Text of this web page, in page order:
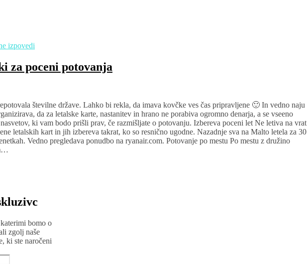
izpovedi
za poceni potovanja
številne države. Lahko bi rekla, da imava kovčke ves čas pripravljene 🙂 In vedno naju
da za letalske karte, nastanitev in hrano ne porabiva ogromno denarja, a se vseeno
ki vam bodo prišli prav, če razmišljate o potovanju. Izbereva poceni let Ne letiva na vrat
letalskih kart in jih izbereva takrat, ko so resnično ugodne. Nazadnje sva na Malto letela za 30
Vedno pregledava ponudbo na ryanair.com. Potovanje po mestu Po mestu z družino
bomo o
zgolj naše
ki ste naročeni